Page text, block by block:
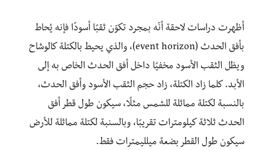
أظهرت دراسات لاحقة أنّه بمجرد تكوّن ثقبًا أسودًا فإنه يُحاط
بأفق الحدث (event horizon)، والذي يحيط بالكتلة كالوشاح
ويظل الثقب الأسود مخفيًا داخل أفق الحدث الخاص به إلى
الأبد. كلما زاد الكتلة، زاد حجم الثقب الأسود وأفق الحدث،
بالنسبة لكتلة مماثلة للشمس مثلًا، سيكون طول قطر أفق
الحدث ثلاثة كيلومترات تقريبًا، وبالسنبة لكتلة مماثلة للأرض
سيكون طول القطر بضعة ميلليمترات فقط.